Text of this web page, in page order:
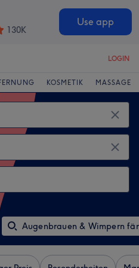
130K
Use app
LOGIN
KOSMETIK MASSAGE
Augenbrauen & Wimpern